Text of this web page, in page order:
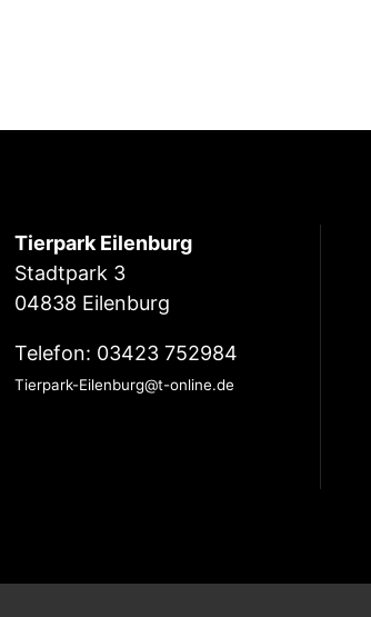
Tierpark Eilenburg
Stadtpark 3
04838 Eilenburg
Telefon: 03423 752984
Tierpark-Eilenburg@t-online.de